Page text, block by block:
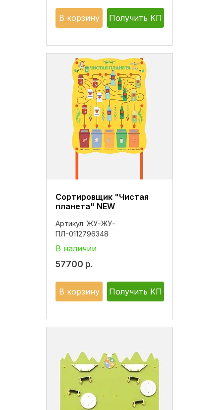
В корзину Получить КП
Сортировщик "Чистая
планета" NEW
Артикул: ЖУ-ЖУ-
ПЛ-0112796348
В наличии
57700 р.
В корзину Получить КП